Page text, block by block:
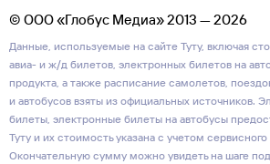
© ООО «Глобус Медиа» 2013 — 2026
Данные, используемые на сайте Туту, включая
авиа- и ж/д билетов, электронных билетов на
продукта, а также расписание самолетов,
и автобусов взяты из официальных источников.
билеты, электронные билеты на автобусы
Туту и их стоимость указана с учетом сервисного
Окончательную сумму можно увидеть на шаге